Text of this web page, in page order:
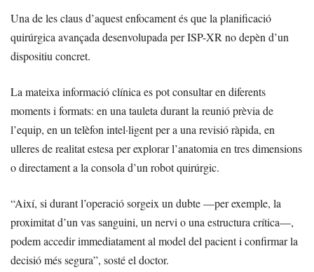
Una de les claus d’aquest enfocament és que la planificació
quirúrgica avançada desenvolupada per ISP-XR no depèn d’un
dispositiu concret.
La mateixa informació clínica es pot consultar en diferents
moments i formats: en una tauleta durant la reunió prèvia de
l’equip, en un telèfon intel·ligent per a una revisió ràpida, en
ulleres de realitat estesa per explorar l’anatomia en tres dimensions
o directament a la consola d’un robot quirúrgic.
“Així, si durant l’operació sorgeix un dubte —per exemple, la
proximitat d’un vas sanguini, un nervi o una estructura crítica—,
podem accedir immediatament al model del pacient i confirmar la
decisió més segura”, sosté el doctor.